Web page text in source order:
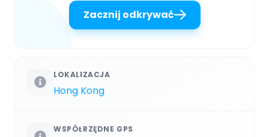
Zacznij odkrywać
LOKALIZACJA
Hong Kong
WSPÓŁRZĘDNE GPS